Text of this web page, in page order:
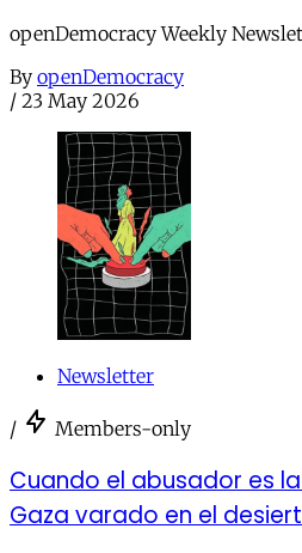
openDemocracy Weekly
By openDemocracy
/ 23 May 2026
Newsletter
/ Members-only
Cuando el abusador es
Gaza varado en el